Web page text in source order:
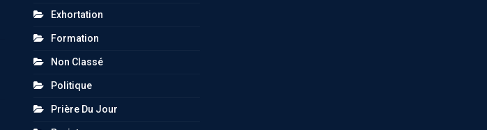
Exhortation
Formation
Non Classé
Politique
Prière Du Jour